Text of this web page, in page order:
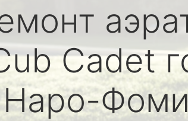
Cadet
Наро-